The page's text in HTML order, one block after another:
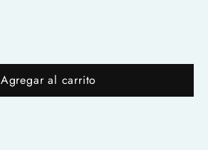
Agregar al carrito